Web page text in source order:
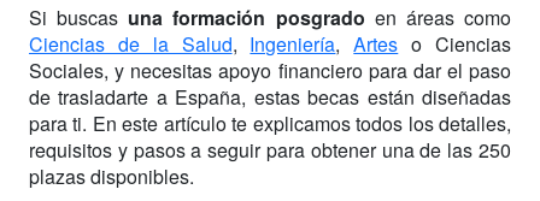
Si buscas una formación posgrado en áreas como
Ciencias de la Salud, Ingeniería,Artes o Ciencias
Sociales, y necesitas apoyo financiero para dar el paso
de trasladarte a España, estas becas están diseñadas
para ti. En este artículo te explicamos todos los detalles,
requisitos y pasos a seguir para obtener una de las 250
plazas disponibles.